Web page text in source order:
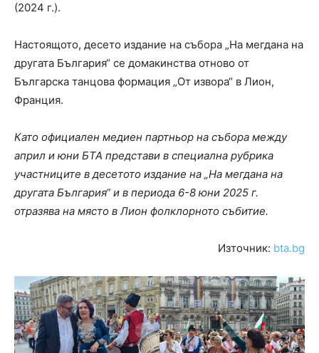
(2024 г.).
Настоящото, десето издание на събора „На мегдана на
другата България“ се домакинства отново от
Българска танцова формация „От извора“ в Лион,
Франция.
Като официален медиен партньор на събора между
април и юни БТА представи в специална рубрика
участниците в десетото издание на „На мегдана на
другата България“ и в периода 6-8 юни 2025 г.
отразява на място в Лион фолклорното събитие.
Източник: bta.bg